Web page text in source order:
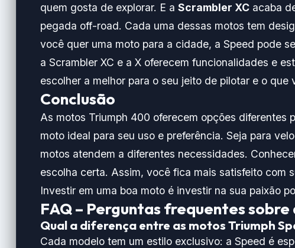
quem gosta de explorar. E a Scrambler XCacaba
pegada off-road. Cada uma dessas motos tem
você quer uma moto para a cidade, a Speed pode
a Scrambler XC e a X oferecem funcionalidades e
escolher a melhor para o seu jeito de pilotar e o
Conclusão
As motos Triumph 400 oferecem opções diferentes
moto ideal para seu uso e preferência. Seja para
motos atendem a diferentes necessidades.
escolha certa. Assim, você fica mais satisfeito com
Investir em uma boa moto é investir na sua paixão
FAQ – Perguntas frequentes
Qual a diferença entre as motos Triumph
Cada modelo tem um estilo exclusivo: a Speed é